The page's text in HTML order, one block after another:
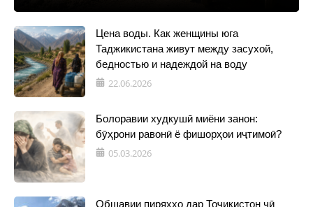
Цена воды. Как женщины юга
Таджикистана живут между засухой,
бедностью и надеждой на воду
22.06.2026
Болоравии худкушӣ миёни занон:
бӯҳрони равонӣ ё фишорҳои иҷтимоӣ?
05.03.2026
Обшавии пиряхҳо дар Тоҷикистон чӣ